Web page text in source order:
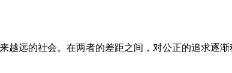
远的社会。在两者的差距之间，对公正的追求逐